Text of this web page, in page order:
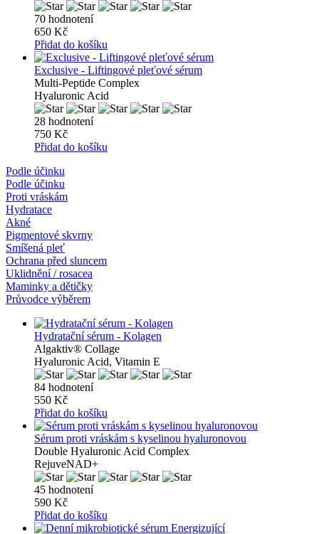
70 hodnotení
650 Kč
Přidat do košíku
Exclusive - Liftingové pleťové sérum
Multi-Peptide Complex
Hyaluronic Acid
28 hodnotení
750 Kč
Přidat do košíku
Podle účinku
Podle účinku
Proti vráskám
Hydratace
Akné
Pigmentové skvrny
Smíšená pleť
Ochrana před sluncem
Uklidnění / rosacea
Maminky a dětičky
Průvodce výběrem
Hydratační sérum - Kolagen
Algaktiv® Collage
Hyaluronic Acid, Vitamin E
84 hodnotení
550 Kč
Přidat do košíku
Sérum proti vráskám s kyselinou hyaluronovou
Double Hyaluronic Acid Complex
RejuveNAD+
45 hodnotení
590 Kč
Přidat do košíku